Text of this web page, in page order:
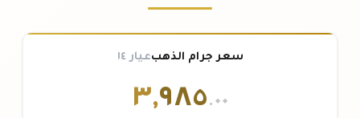
سعر جرام الذهبعيار ١٤
٣,٩٨٥.٠٠